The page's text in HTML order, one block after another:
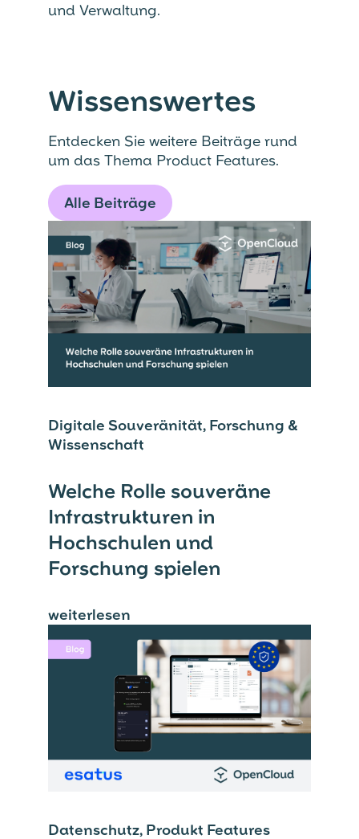
und Verwaltung.
Wissenswertes
Entdecken Sie weitere Beiträge rund
um das Thema Product Features.
Alle Beiträge
Digitale Souveränität, Forschung &
Wissenschaft
Welche Rolle souveräne
Infrastrukturen in
Hochschulen und
Forschung spielen
weiterlesen
Datenschutz, Produkt Features